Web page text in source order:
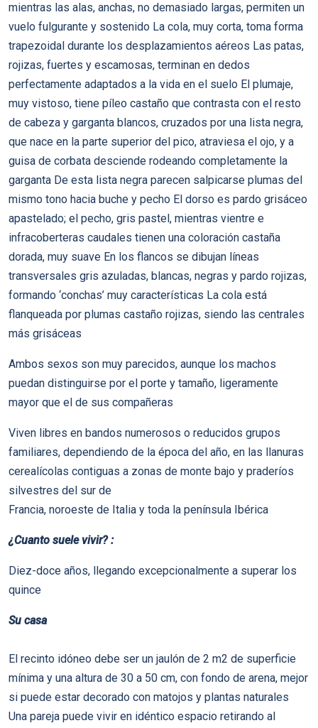
mientras las alas, anchas, no demasiado largas, permiten un
vuelo fulgurante y sostenido La cola, muy corta, toma forma
trapezoidal durante los desplazamientos aéreos Las patas,
rojizas, fuertes y escamosas, terminan en dedos
perfectamente adaptados a la vida en el suelo El plumaje,
muy vistoso, tiene pí­leo castaño que contrasta con el resto
de cabeza y garganta blancos, cruzados por una lista negra,
que nace en la parte superior del pico, atraviesa el ojo, y a
guisa de corbata desciende rodeando completamente la
garganta De esta lista negra parecen salpicarse plumas del
mismo tono hacia buche y pecho El dorso es pardo grisáceo
apastelado; el pecho, gris pastel, mientras vientre e
infracoberteras caudales tienen una coloración castaña
dorada, muy suave En los flancos se dibujan lí­neas
transversales gris azuladas, blancas, negras y pardo rojizas,
formando ‘conchas’ muy caracterí­sticas La cola está
flanqueada por plumas castaño rojizas, siendo las centrales
más grisáceas
Ambos sexos son muy parecidos, aunque los machos
puedan distinguirse por el porte y tamaño, ligeramente
mayor que el de sus compañeras
Viven libres en bandos numerosos o reducidos grupos
familiares, dependiendo de la época del año, en las llanuras
cerealí­colas contiguas a zonas de monte bajo y praderí­os
silvestres del sur de
Francia, noroeste de Italia y toda la pení­nsula Ibérica
¿Cuanto suele vivir? :
Diez-doce años, llegando excepcionalmente a superar los
quince
Su casa
El recinto idóneo debe ser un jaulón de 2 m2 de superficie
mí­nima y una altura de 30 a 50 cm, con fondo de arena, mejor
si puede estar decorado con matojos y plantas naturales
Una pareja puede vivir en idéntico espacio retirando al